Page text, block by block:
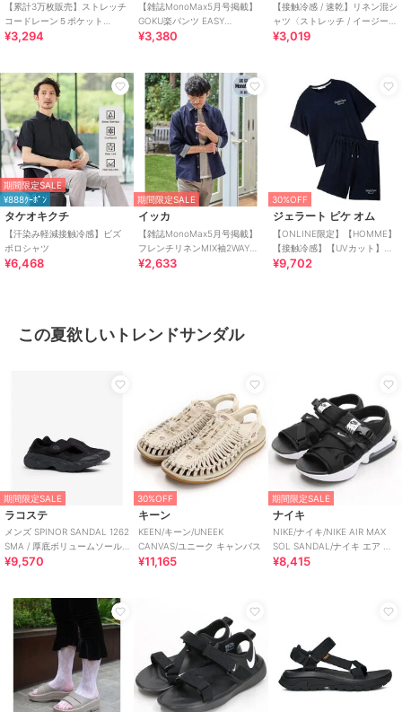
【累計3万枚販売】ストレッチ
コードレーン５ポケット
SOUKAIベーシックアンクルパ
¥3,294
【雑誌MonoMax5月号掲載】
GOKU楽パンツ EASY
STRETCH 冷感アンクル【接触
¥3,380
【接触冷感 / 速乾】リネン混シ
ャツ〈ストレッチ / イージーケ
ア / 洗濯機で洗える〉
¥3,019
期間限定SALE
¥888ｸｰﾎﾟﾝ
タケオキクチ
【汗染み軽減接触冷感】ビズ
ポロシャツ
¥6,468
期間限定SALE
イッカ
【雑誌MonoMax5月号掲載】
フレンチリネンMIX袖2WAYシ
ャツ【接触冷感】「小泉孝太
¥2,633
30%OFF
ジェラート ピケ オム
【ONLINE限定】【HOMME】
【接触冷感】【UVカット】パ
イルワンポイントロゴ刺繍プ
¥9,702
この夏欲しいトレンドサンダル
期間限定SALE
ラコステ
メンズ SPINOR SANDAL 1262
SMA / 厚底ボリュームソール
ストラップスニーカー
¥9,570
30%OFF
キーン
KEEN/キーン/UNEEK
CANVAS/ユニーク キャンバス
¥11,165
期間限定SALE
ナイキ
NIKE/ナイキ/NIKE AIR MAX
SOL SANDAL/ナイキ エア マ
ックス ソル
¥8,415